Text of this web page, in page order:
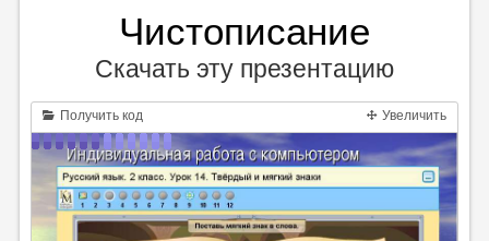
Чистописание
Скачать эту презентацию
Получить код Увеличить